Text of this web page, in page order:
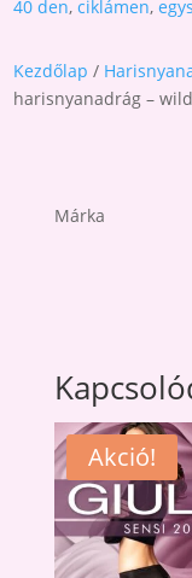
40 den,ciklámen,
Kezdőlap /
harisnyanadrág –
Márka
Akció!